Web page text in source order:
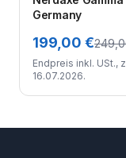
Germany
199,00 €
Endpreis inkl. USt.,
16.07.2026.